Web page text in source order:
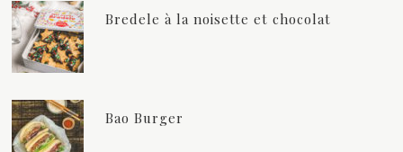
Bredele à la noisette et chocolat
Bao Burger